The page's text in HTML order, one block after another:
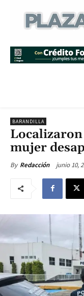
BARANDILLA
mujer
By Redacción junio 10,